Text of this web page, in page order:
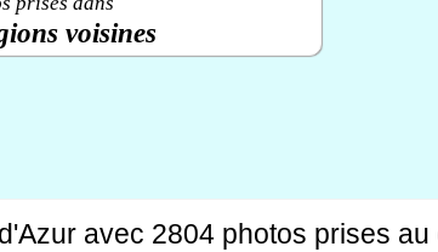
voisines
avec 2804 photos prises